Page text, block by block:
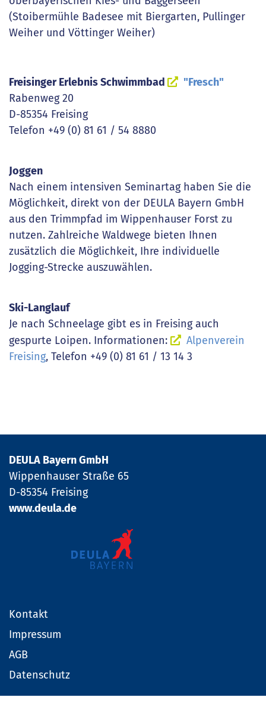
(Stoibermühle Badesee mit Biergarten, Pullinger
Weiher und Vöttinger Weiher)
Freisinger Erlebnis Schwimmbad
"Fresch"
Rabenweg 20
D-85354 Freising
Telefon +49 (0) 81 61 / 54 8880
Joggen
Nach einem intensiven Seminartag haben Sie die
Möglichkeit, direkt von der DEULA Bayern GmbH
aus den Trimmpfad im Wippenhauser Forst zu
nutzen. Zahlreiche Waldwege bieten Ihnen
zusätzlich die Möglichkeit, Ihre individuelle
Jogging-Strecke auszuwählen.
Ski-Langlauf
Je nach Schneelage gibt es in Freising auch
gespurte Loipen. Informationen:
Alpenverein
Freising, Telefon +49 (0) 81 61 / 13 14 3
DEULA Bayern GmbH
Wippenhauser Straße 65
D-85354 Freising
www.deula.de
Kontakt
Impressum
AGB
Datenschutz